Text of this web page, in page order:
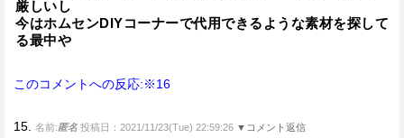
厳しいし
今はホムセンDIYコーナーで代用できるような素材を探して
る最中や
このコメントへの反応:※16
15. 名前:匿名 投稿日：2021/11/23(Tue) 22:59:26 ▼コメント返信